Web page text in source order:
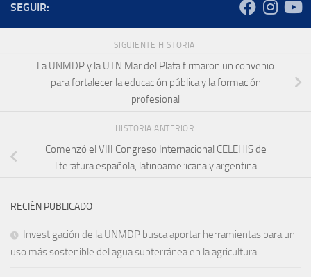
SEGUIR:
SIGUIENTE HISTORIA
La UNMDP y la UTN Mar del Plata firmaron un convenio
para fortalecer la educación pública y la formación
profesional
HISTORIA ANTERIOR
Comenzó el VIII Congreso Internacional CELEHIS de
literatura española, latinoamericana y argentina
RECIÉN PUBLICADO
Investigación de la UNMDP busca aportar herramientas para un
uso más sostenible del agua subterránea en la agricultura